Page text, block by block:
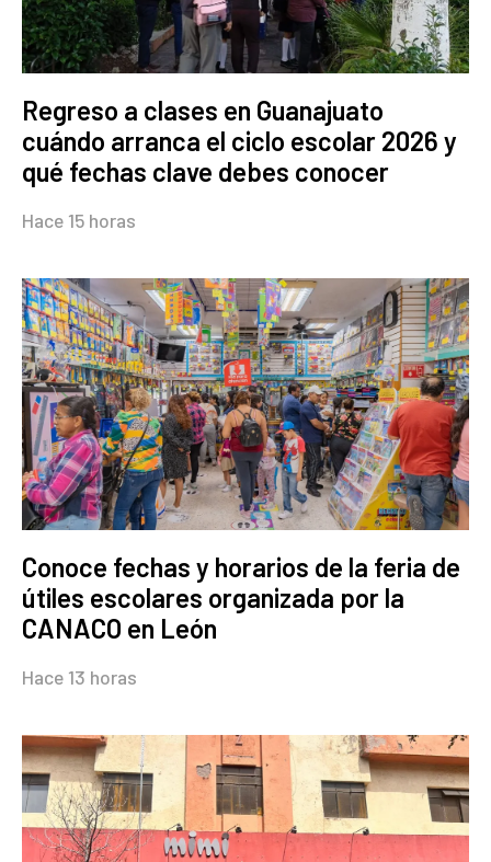
Regreso a clases en Guanajuato
cuándo arranca el ciclo escolar 2026 y
qué fechas clave debes conocer
Hace 15 horas
Conoce fechas y horarios de la feria de
útiles escolares organizada por la
CANACO en León
Hace 13 horas